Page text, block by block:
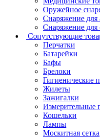
Оружейное
Снаряжение для
Снаряжение для
Сопутствующие
Перчатки
Батарейки
Бафы
Брелоки
Гигиенические
Жилеты
Зажигалки
Измерительные
Кошельки
Лампы
Москитная сетка